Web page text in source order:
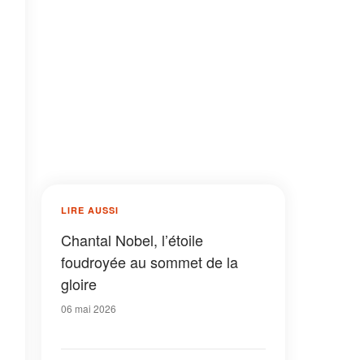
LIRE AUSSI
Chantal Nobel, l’étoile
foudroyée au sommet de la
gloire
06 mai 2026